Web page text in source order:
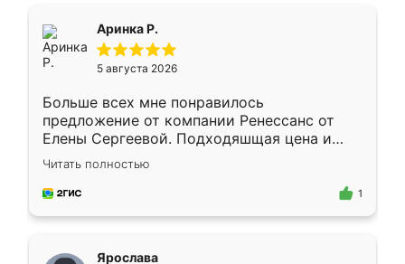
Аринка Р.
5 августа 2026
Больше всех мне понравилось
предложение от компании Ренессанс от
Елены Сергеевой. Подходяшщая цена и
короткие сроки изготовления. Приехавший
для замера сотрудник Владислав
предложил по моему эскизу самый
Читать полностью
1
Ярослава